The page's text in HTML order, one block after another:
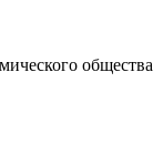
общества